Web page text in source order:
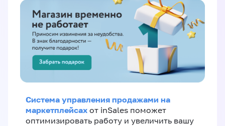
Система управления продажами на
маркетплейсах от inSales поможет
оптимизировать работу и увеличить вашу